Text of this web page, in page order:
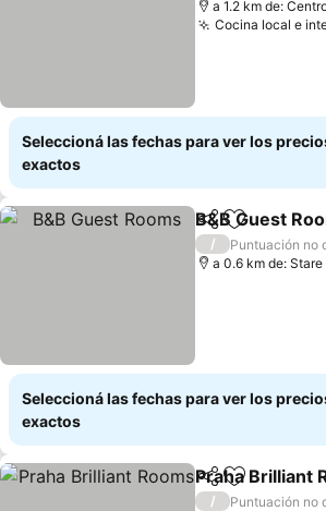
a 1.2 km de:
Cocina local e
Seleccioná las fechas para ver los
exactos
Compartir
Añadir a
B&B Guest
/
Puntuación no
a 0.6 km de:
Seleccioná las fechas para ver los
exactos
Compartir
Añadir a
Praha Brilliant
/
Puntuación no